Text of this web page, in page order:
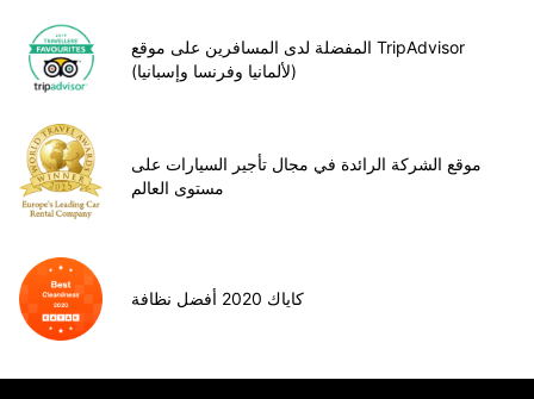
المفضلة لدى المسافرين على موقع TripAdvisor
(لألمانيا وفرنسا وإسبانيا)
موقع الشركة الرائدة في مجال تأجير السيارات على
مستوى العالم
كاياك 2020 أفضل نظافة